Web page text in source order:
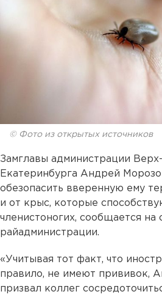
© Фото из открытых источников
Замглавы администрации
Екатеринбурга Андрей
обезопасить вверенную ему
и от крыс, которые
членистоногих, сообщается на
райадминистрации.
«Учитывая тот факт, что
правило, не имеют прививок,
призвал коллег